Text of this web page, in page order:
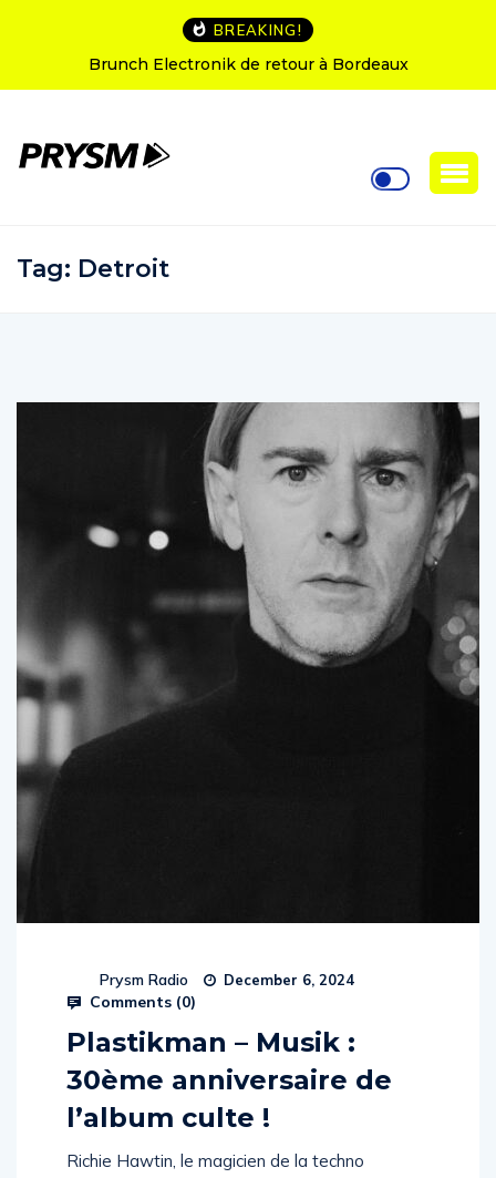
BREAKING!
Brunch Electronik de retour à Bordeaux
Tag: Detroit
Prysm Radio December 6, 2024
Comments (0)
Plastikman – Musik :
30ème anniversaire de
l’album culte !
Richie Hawtin, le magicien de la techno